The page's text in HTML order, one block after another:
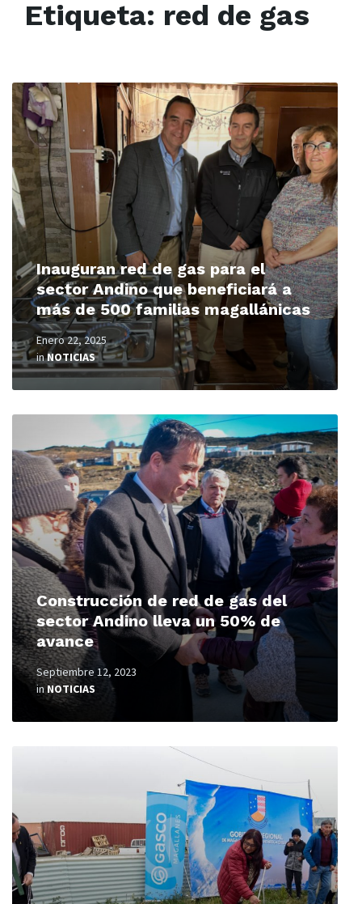
Etiqueta: red de gas
Inauguran red de gas para el
sector Andino que beneficiará a
más de 500 familias magallánicas
Enero 22, 2025
inNOTICIAS
Read
More
Construcción de red de gas del
sector Andino lleva un 50% de
avance
Septiembre 12, 2023
inNOTICIAS
Read